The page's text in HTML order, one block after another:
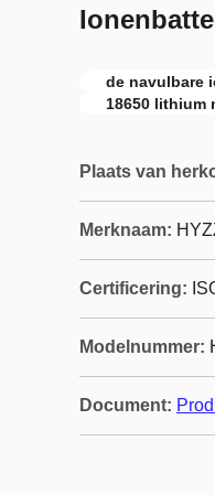
de navulbare
18650 lithium
Plaats van
Merknaam:
Certificering:
Modelnummer:
Document: